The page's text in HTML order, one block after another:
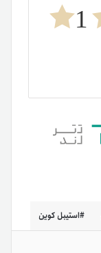
1
استیبل کوین